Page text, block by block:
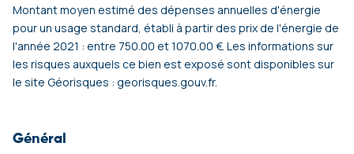
Montant moyen estimé des dépenses annuelles d'énergie
pour un usage standard, établi à partir des prix de l'énergie de
l'année 2021 : entre 750.00 et 1070.00 €. Les informations sur
les risques auxquels ce bien est exposé sont disponibles sur
le site Géorisques : georisques.gouv.fr.
Général